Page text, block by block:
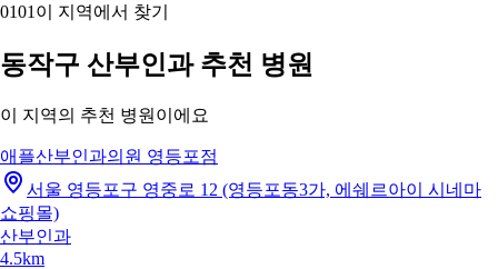
0101 이 지역에서 찾기
동작구 산부인과 추천 병원
이 지역의 추천 병원이에요
애플산부인과의원 영등포점
서울 영등포구 영중로 12 (영등포동3가, 에쉐르아이 시네마
쇼핑몰)
산부인과
4.5km